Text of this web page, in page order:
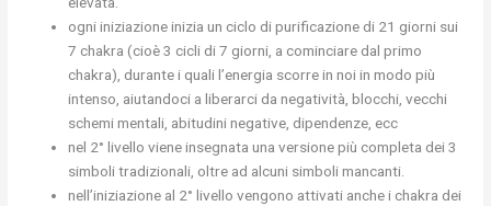
ogni iniziazione inizia un ciclo di purificazione di 21 giorni sui
7 chakra (cioè 3 cicli di 7 giorni, a cominciare dal primo
chakra), durante i quali l’energia scorre in noi in modo più
intenso, aiutandoci a liberarci da negatività, blocchi, vecchi
schemi mentali, abitudini negative, dipendenze, ecc
nel 2° livello viene insegnata una versione più completa dei 3
simboli tradizionali, oltre ad alcuni simboli mancanti.
nell’iniziazione al 2° livello vengono attivati anche i chakra dei